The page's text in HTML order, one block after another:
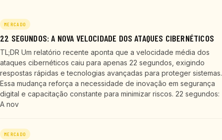
MERCADO
22 SEGUNDOS: A NOVA VELOCIDADE DOS ATAQUES CIBERNÉTICOS
TL;DR Um relatório recente aponta que a velocidade média dos
ataques cibernéticos caiu para apenas 22 segundos, exigindo
respostas rápidas e tecnologias avançadas para proteger sistemas.
Essa mudança reforça a necessidade de inovação em segurança
digital e capacitação constante para minimizar riscos. 22 segundos:
A nov
MERCADO